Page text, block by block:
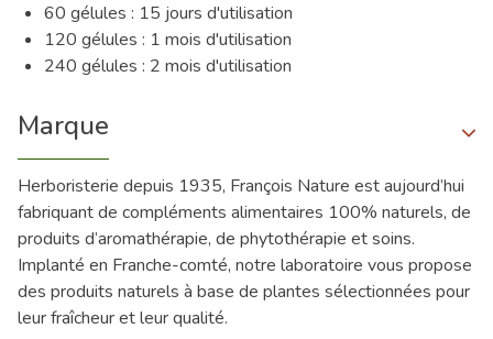
60 gélules : 15 jours d'utilisation
120 gélules : 1 mois d'utilisation
240 gélules : 2 mois d'utilisation
Marque
Herboristerie depuis 1935, François Nature est aujourd’hui
fabriquant de compléments alimentaires 100% naturels, de
produits d’aromathérapie, de phytothérapie et soins.
Implanté en Franche-comté, notre laboratoire vous propose
des produits naturels à base de plantes sélectionnées pour
leur fraîcheur et leur qualité.